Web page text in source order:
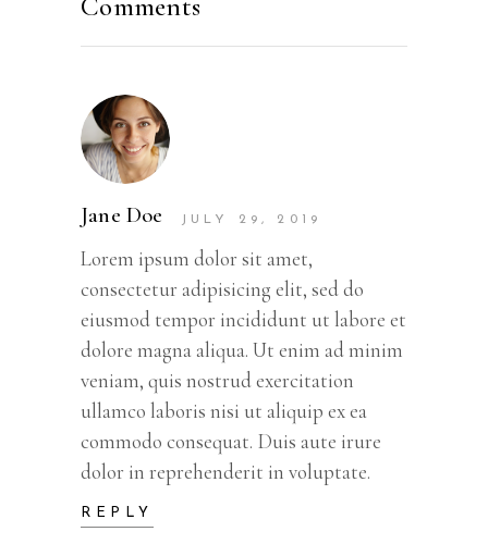
Comments
Jane Doe JULY 29, 2019
Lorem ipsum dolor sit amet,
consectetur adipisicing elit, sed do
eiusmod tempor incididunt ut labore et
dolore magna aliqua. Ut enim ad minim
veniam, quis nostrud exercitation
ullamco laboris nisi ut aliquip ex ea
commodo consequat. Duis aute irure
dolor in reprehenderit in voluptate.
REPLY